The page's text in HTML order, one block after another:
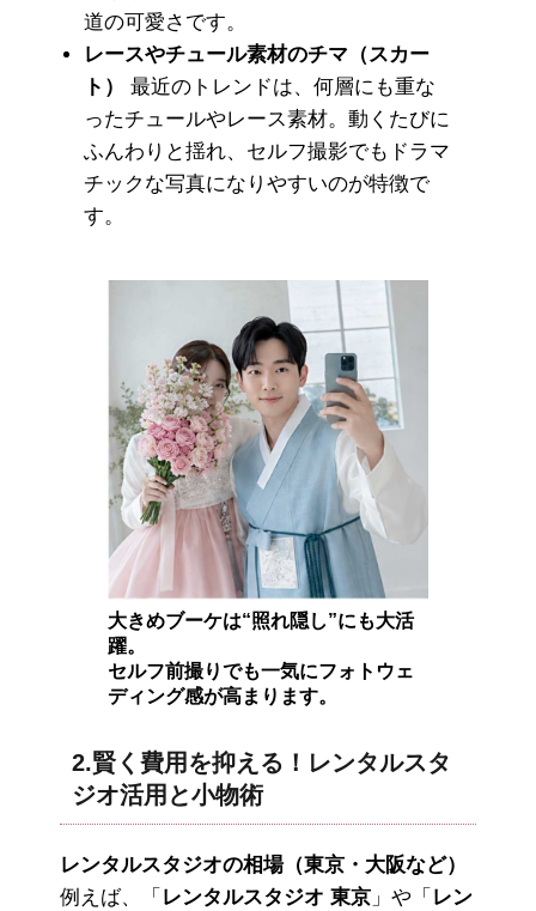
道の可愛さです。
レースやチュール素材のチマ（スカー
ト）
最近のトレンドは、何層にも重な
ったチュールやレース素材。動くたびに
ふんわりと揺れ、セルフ撮影でもドラマ
チックな写真になりやすいのが特徴で
す。
大きめブーケは“照れ隠し”にも大活
躍。
セルフ前撮りでも一気にフォトウェ
ディング感が高まります。
2.賢く費用を抑える！レンタルスタ
ジオ活用と小物術
レンタルスタジオの相場（東京・大阪など）
例えば、「 レンタルスタジオ 東京 」や「 レン